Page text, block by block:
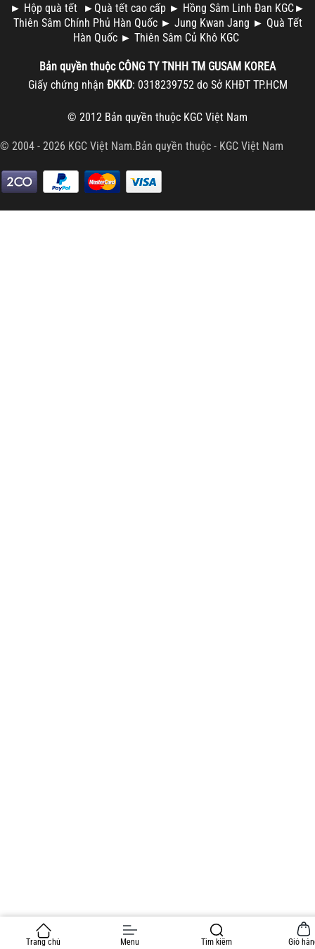
► Hộp quà tết ► Quà tết cao cấp ► Hồng Sâm Linh Đan KGC►
Thiên Sâm Chính Phủ Hàn Quốc ► Jung Kwan Jang ► Quà Tết
Hàn Quốc ► Thiên Sâm Củ Khô KGC
Bản quyền thuộc CÔNG TY TNHH TM GUSAM KOREA
Giấy chứng nhận ĐKKD: 0318239752 do Sở KHĐT TP.HCM
© 2012 Bản quyền thuộc KGC Việt Nam
© 2004 - 2026 KGC Việt Nam.Bản quyền thuộc - KGC Việt Nam
Trang chủ Menu Tìm kiếm Giỏ